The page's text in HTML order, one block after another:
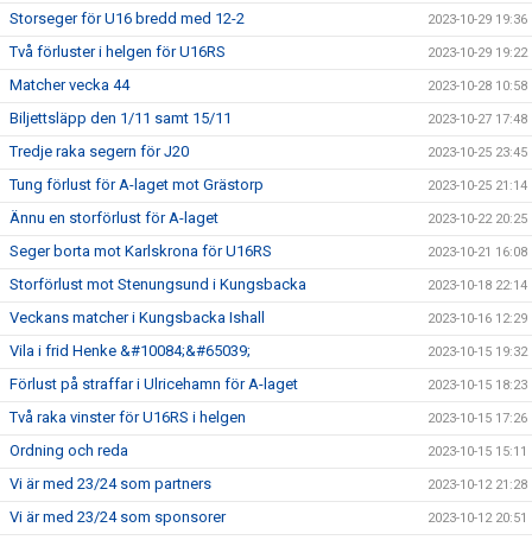
Storseger för U16 bredd med 12-2 2023-10-29 19:36
Två förluster i helgen för U16RS 2023-10-29 19:22
Matcher vecka 44 2023-10-28 10:58
Biljettsläpp den 1/11 samt 15/11 2023-10-27 17:48
Tredje raka segern för J20 2023-10-25 23:45
Tung förlust för A-laget mot Grästorp 2023-10-25 21:14
Ännu en storförlust för A-laget 2023-10-22 20:25
Seger borta mot Karlskrona för U16RS 2023-10-21 16:08
Storförlust mot Stenungsund i Kungsbacka 2023-10-18 22:14
Veckans matcher i Kungsbacka Ishall 2023-10-16 12:29
Vila i frid Henke &#10084;&#65039; 2023-10-15 19:32
Förlust på straffar i Ulricehamn för A-laget 2023-10-15 18:23
Två raka vinster för U16RS i helgen 2023-10-15 17:26
Ordning och reda 2023-10-15 15:11
Vi är med 23/24 som partners 2023-10-12 21:28
Vi är med 23/24 som sponsorer 2023-10-12 20:51